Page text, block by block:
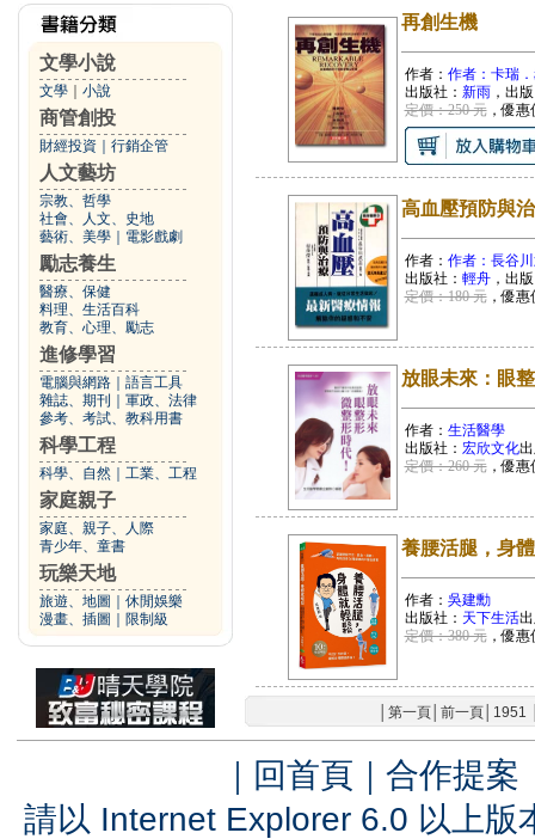
文學小說
文學 小說
商管創投
財經投資 行銷企管
人文藝坊
宗教、哲學
社會、人文、史地
藝術、美學
電影戲劇
勵志養生
醫療、保健
料理、生活百科
教育、心理、勵志
進修學習
電腦與網路
語言工具
雜誌、期刊
軍政、法律
參考、考試、教科用書
科學工程
科學、自然 工業、工程
家庭親子
家庭、親子、人際
青少年、童書
玩樂天地
旅遊、地圖
休閒娛樂
漫畫、插圖
限制級
再創生機
作者： 作者：卡瑞
出版社： 新雨，出
定價：250 元，優惠
高血壓預防與
作者： 作者：長谷
出版社： 輕舟，出
定價：180 元，優惠
放眼未來：眼
作者： 生活醫學
出版社： 宏欣文化
定價：260 元，優惠
養腰活腿，身
作者： 吳建勳
出版社： 天下生活
定價：380 元，優惠
第一頁 前一頁 1951
｜ 回首頁 ｜ 合作提案
請以 Internet Explorer 6.0 以上